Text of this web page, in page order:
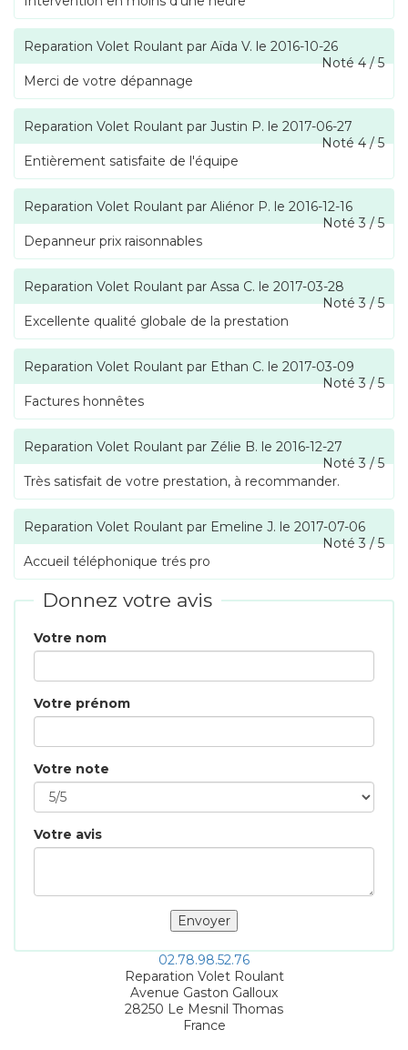
Reparation Volet Roulant par Aïda V. le 2016-10-26
Noté4/5
Merci de votre dépannage
Reparation Volet Roulant par Justin P. le 2017-06-27
Noté4/5
Entièrement satisfaite de l'équipe
Reparation Volet Roulant par Aliénor P. le 2016-12-16
Noté3/5
Depanneur prix raisonnables
Reparation Volet Roulant par Assa C. le 2017-03-28
Noté3/5
Excellente qualité globale de la prestation
Reparation Volet Roulant par Ethan C. le 2017-03-09
Noté3/5
Factures honnêtes
Reparation Volet Roulant par Zélie B. le 2016-12-27
Noté3/5
Très satisfait de votre prestation, à recommander.
Reparation Volet Roulant par Emeline J. le 2017-07-06
Noté3/5
Accueil téléphonique trés pro
Donnez votre avis
Votre nom
Votre prénom
Votre note
Votre avis
02.78.98.52.76
Reparation Volet Roulant
Avenue Gaston Galloux
28250 Le Mesnil Thomas
France